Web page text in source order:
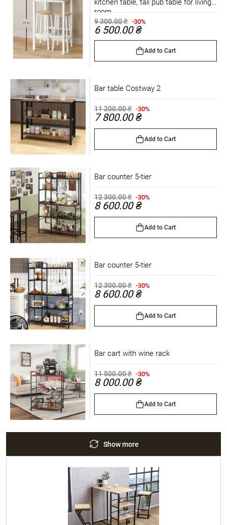
kitchen table, tall pub table for living
room.
9 300.00 ₴ -30%
6 500.00 ₴
Add to Cart
Bar table Costway 2
11 200.00 ₴ -30%
7 800.00 ₴
Add to Cart
Bar counter 5-tier
12 300.00 ₴ -30%
8 600.00 ₴
Add to Cart
Bar counter 5-tier
12 300.00 ₴ -30%
8 600.00 ₴
Add to Cart
Bar cart with wine rack
11 500.00 ₴ -30%
8 000.00 ₴
Add to Cart
Show more